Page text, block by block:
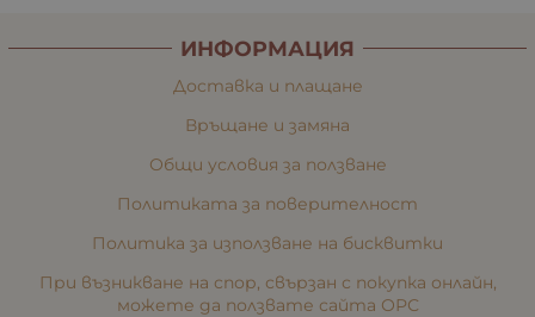
ИНФОРМАЦИЯ
Доставка и плащане
Връщане и замяна
Общи условия за ползване
Политиката за поверителност
Политика за използване на бисквитки
При възникване на спор, свързан с покупка онлайн,
можете да ползвате сайта ОРС